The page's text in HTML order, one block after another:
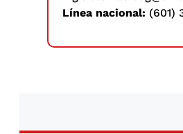
Línea nacional: (601)